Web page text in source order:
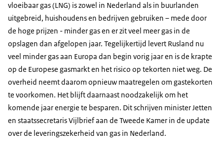
vloeibaar gas (LNG) is zowel in Nederland als in buurlanden
uitgebreid, huishoudens en bedrijven gebruiken – mede door
de hoge prijzen - minder gas en er zit veel meer gas in de
opslagen dan afgelopen jaar. Tegelijkertijd levert Rusland nu
veel minder gas aan Europa dan begin vorig jaar en is de krapte
op de Europese gasmarkt en het risico op tekorten niet weg. De
overheid neemt daarom opnieuw maatregelen om gastekorten
te voorkomen. Het blijft daarnaast noodzakelijk om het
komende jaar energie te besparen. Dit schrijven minister Jetten
en staatssecretaris Vijlbrief aan de Tweede Kamer in de update
over de leveringszekerheid van gas in Nederland.